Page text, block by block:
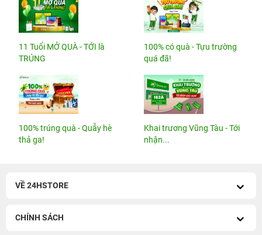
11 Tuổi MỞ QUÀ - TỚI là
TRÚNG
100% có quà - Tựu trường
quá đã!
100% trúng quà - Quẫy hè
thả ga!
Khai trương Vũng Tàu - Tới
nhận...
VỀ 24HSTORE
CHÍNH SÁCH